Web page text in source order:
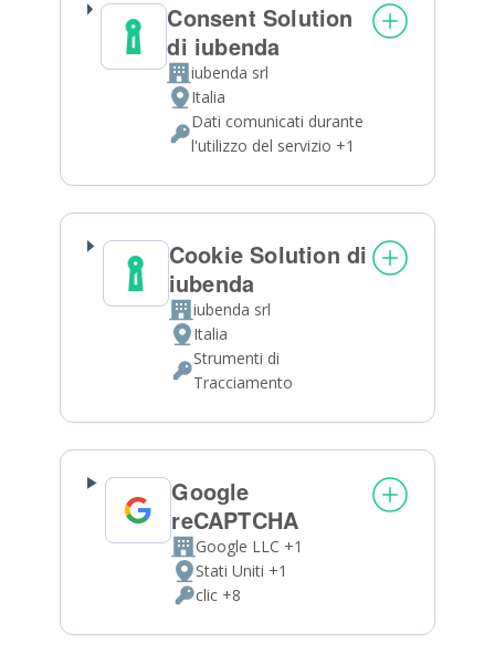
Consent Solution
di iubenda
Azienda:
iubenda srl
Luogo
del
trattamento:
Italia
Dati
trattati:
Dati comunicati durante
l'utilizzo del servizio +1
Cookie Solution di
iubenda
Azienda:
iubenda srl
Luogo
del
trattamento:
Italia
Dati
trattati:
Strumenti di
Tracciamento
Google
reCAPTCHA
Azienda:
Google LLC +1
Luogo
del
trattamento:
Stati Uniti +1
Dati
Personali
clic +8